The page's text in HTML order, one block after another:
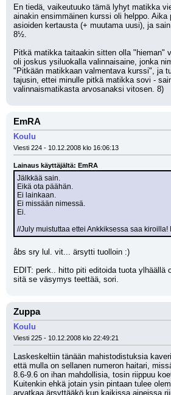
En tiedä, vaikeutuuko tämä lyhyt matikka
ainakin ensimmäinen kurssi oli helppo. Aika
asioiden kertausta (+ muutama uusi), ja
8½.
Pitkä matikka taitaakin sitten olla "hieman"
oli joskus ysiluokalla valinnaisaine, jonka
"Pitkään matikkaan valmentava kurssi", ja
tajusin, ettei minulle pitkä matikka sovi -
valinnaismatikasta arvosanaksi vitosen. 8)
EmRA
Koulu
Viesti 224 - 10.12.2008 klo 16:06:13
Lainaus käyttäjältä: EmRA
Jälkkää sain.
Eikä ota päähän.
Ei lainkaan.
Ei missään nimessä.
Ei.
//July muistuttaa ettei Ankkiksessa saa kiroilla!
åbs sry lul. vit... ärsytti tuolloin :)
EDIT: perk.. hitto piti editoida tuota ylhäällä
sitä se väsymys teettää, sori.
Zuppa
Koulu
Viesti 225 - 10.12.2008 klo 22:49:21
Laskeskeltiin tänään mahistodistuksia
että mulla on sellanen numeron haitari,
8.6-9.6 on ihan mahdollisia, tosin riippuu
Kuitenkin ehkä jotain ysin pintaan tulee
arvatkaa ärsyttääkö kun kaikissa aineissa